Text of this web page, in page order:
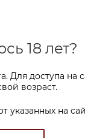
18 лет?
Для доступа на
возраст.
указанных на